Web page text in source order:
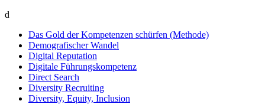
d
Das Gold der Kompetenzen schürfen (Methode)
Demografischer Wandel
Digital Reputation
Digitale Führungskompetenz
Direct Search
Diversity Recruiting
Diversity, Equity, Inclusion